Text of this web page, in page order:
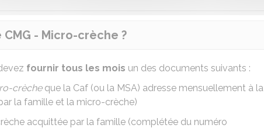
- Micro-crèche ?
fournir tous les mois un des documents suivants :
crècheque la Caf (ou la MSA) adresse mensuellement à la
la famille et la micro-crèche)
acquittée par la famille (complétée du numéro